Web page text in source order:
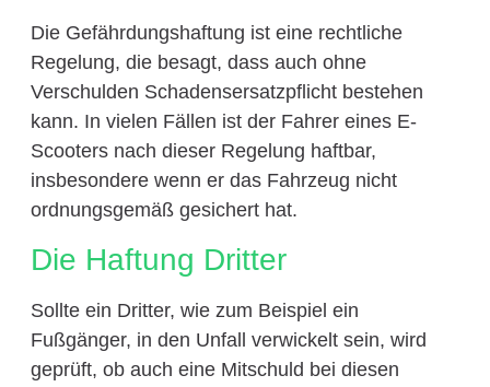
Die Gefährdungshaftung ist eine rechtliche
Regelung, die besagt, dass auch ohne
Verschulden Schadensersatzpflicht bestehen
kann. In vielen Fällen ist der Fahrer eines E-
Scooters nach dieser Regelung haftbar,
insbesondere wenn er das Fahrzeug nicht
ordnungsgemäß gesichert hat.
Die Haftung Dritter
Sollte ein Dritter, wie zum Beispiel ein
Fußgänger, in den Unfall verwickelt sein, wird
geprüft, ob auch eine Mitschuld bei diesen